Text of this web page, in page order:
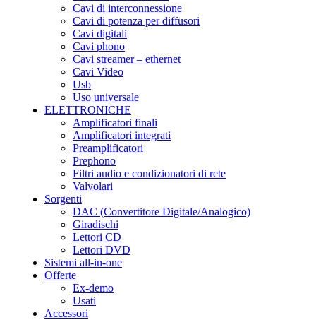
Cavi di interconnessione
Cavi di potenza per diffusori
Cavi digitali
Cavi phono
Cavi streamer – ethernet
Cavi Video
Usb
Uso universale
ELETTRONICHE
Amplificatori finali
Amplificatori integrati
Preamplificatori
Prephono
Filtri audio e condizionatori di rete
Valvolari
Sorgenti
DAC (Convertitore Digitale/Analogico)
Giradischi
Lettori CD
Lettori DVD
Sistemi all-in-one
Offerte
Ex-demo
Usati
Accessori